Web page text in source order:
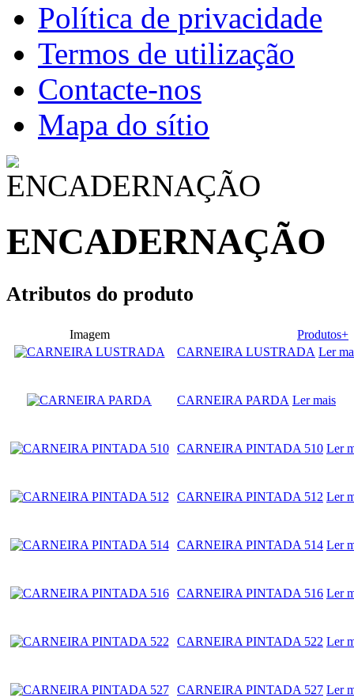
Política de privacidade
Termos de utilização
Contacte-nos
Mapa do sítio
ENCADERNAÇÃO
Atributos do produto
Imagem
Produtos+
CARNEIRA LUSTRADA Ler
CARNEIRA PARDA Ler mais
CARNEIRA PINTADA 510 Ler
CARNEIRA PINTADA 512 Ler
CARNEIRA PINTADA 514 Ler
CARNEIRA PINTADA 516 Ler
CARNEIRA PINTADA 522 Ler
CARNEIRA PINTADA 527 Ler